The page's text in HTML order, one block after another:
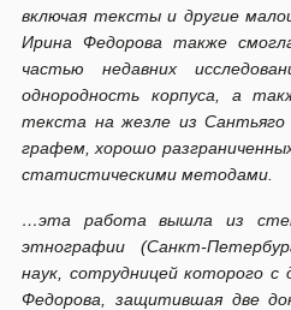
включая тексты и другие
Ирина Федорова также
частью недавних
однородность корпуса, а
текста на жезле из Сантьяго
графем, хорошо
статистическими методами.
…эта работа вышла из
этнографии (Санкт-
наук, сотрудницей которого с
Федорова, защитившая две